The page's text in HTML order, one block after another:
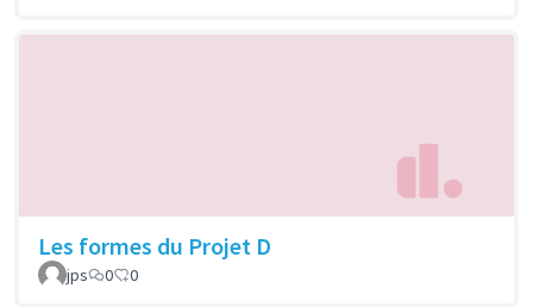
Les formes du Projet D
jps 0 0